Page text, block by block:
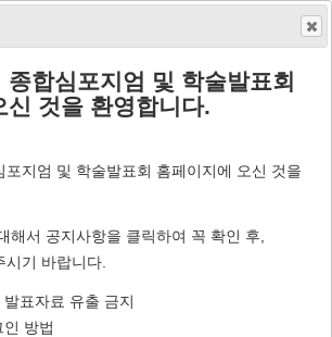
종합심포지엄 및 학술발표회
신 것을 환영합니다.
포지엄 및 학술발표회 홈페이지에 오신 것을
해서 공지사항을 클릭하여 꼭 확인 후,
기 바랍니다.
표자료 유출 금지
방법